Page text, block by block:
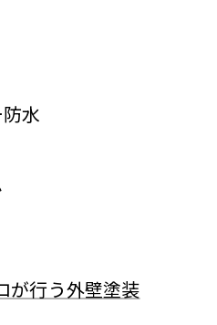
水
が行う外壁塗装